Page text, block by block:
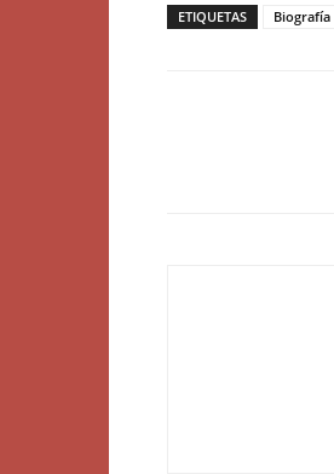
ETIQUETAS Biografía